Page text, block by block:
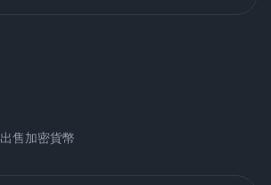
出售加密貨幣